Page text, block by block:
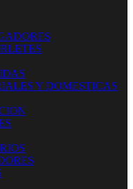
Y DOMESTICAS